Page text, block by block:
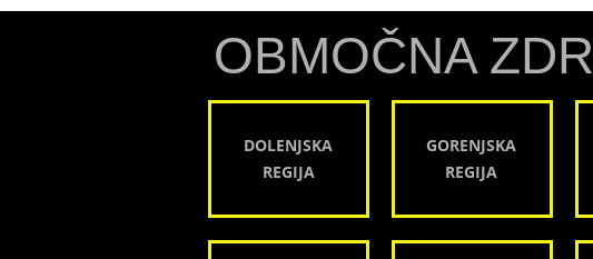
OBMOČNA
DOLENJSKA
REGIJA
GORENJSKA
REGIJA